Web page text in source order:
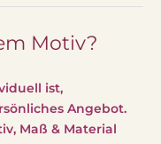
Motiv?
ist,
Angebot.
Maß & Material